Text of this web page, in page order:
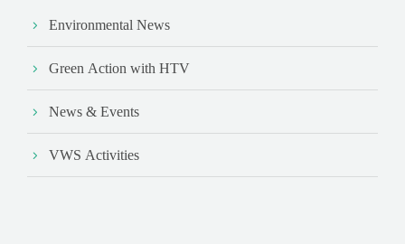
Environmental News
Green Action with HTV
News & Events
VWS Activities